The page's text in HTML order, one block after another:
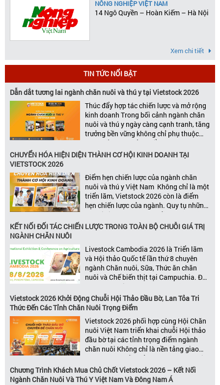
NÔNG NGHIỆP VIỆT NAM
14 Ngô Quyền – Hoàn Kiếm – Hà Nội
Xem chi tiết
TIN TỨC NỔI BẬT
Dẫn dắt tương lai ngành chăn nuôi và thú y tại Vietstock 2026
Thúc đẩy hợp tác chiến lược và mở rộng
kinh doanh Trong bối cảnh ngành chăn
nuôi và thú y ngày càng cạnh tranh, tăng
trưởng bền vững không chỉ phụ thuộc
vào chất lượng sản phẩm hay năng lực
đổi mới, mà còn được thúc đẩy bởi khả
năng xây dựng các mối quan […]
CHUYỂN HÓA HIỆN DIỆN THÀNH CƠ HỘI KINH DOANH TẠI
VIETSTOCK 2026
Điểm hẹn chiến lược của ngành chăn
nuôi và thú y Việt Nam Không chỉ là một
triển lãm, Vietstock 2026 còn là điểm
hẹn chiến lược của ngành. Quy tụ những
đơn vị kinh doanh hàng đầu, những lãnh
đạo và nhà cung cấp trong chuỗi giá
trị ngành, Vietstock mang đến nền tảng
giá trị […]
KẾT NỐI ĐỐI TÁC CHIẾN LƯỢC TRONG TOÀN BỘ CHUỖI GIÁ TRỊ
NGÀNH CHĂN NUÔI
Livestock Cambodia 2026 là Triển lãm
và Hội thảo Quốc tế lần thứ 8 chuyên
ngành Chăn nuôi, Sữa, Thức ăn chăn
nuôi và Chế biến thịt tại Campuchia. Đây
được đánh giá là một trong những sự
kiện thương mại thường niên uy tín và
đáng chú ý nhất của ngành nông nghiệp
– chăn […]
Vietstock 2026 Khởi Động Chuỗi Hội Thảo Đầu Bờ, Lan Tỏa Tri
Thức Đến Các Tỉnh Chăn Nuôi Trọng Điểm
Vietstock 2026 phối hợp cùng Hội Chăn
nuôi Việt Nam triển khai chuỗi Hội thảo
đầu bờ tại các tỉnh trọng điểm ngành
chăn nuôi Không chỉ là nền tảng giao
thương hàng đầu của ngành chăn nuôi
và thú y, Vietstock còn là triển lãm duy
nhất tại Việt Nam tổ chức thường niên
Chương Trình Khách Mua Chủ Chốt Vietstock 2026 – Kết Nối
Ngành Chăn Nuôi Và Thú Y Việt Nam Và Đông Nam Á